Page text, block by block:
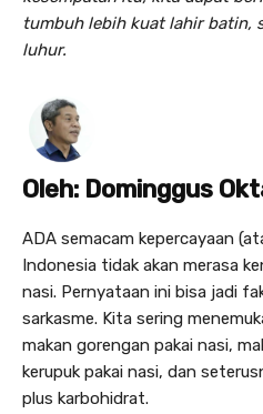
tumbuh lebih kuat lahir batin,
luhur.
Oleh: Dominggus
ADA semacam kepercayaan
Indonesia tidak akan merasa
nasi. Pernyataan ini bisa jadi
sarkasme. Kita sering
makan gorengan pakai nasi,
kerupuk pakai nasi, dan
plus karbohidrat.